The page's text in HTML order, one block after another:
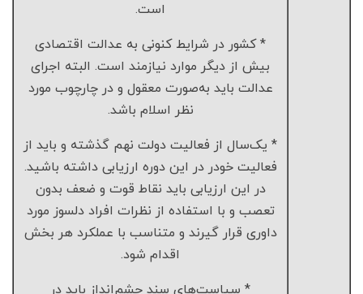
است.
* کشور در شرایط کنونی به عدالت اقتصادی
بیش از دیگر موارد نیازمند است. البته اجرای
عدالت باید به‌صورت معقول و در چارچوب مورد
نظر اسلام باشد.
* یک‌سال از فعالیت دولت نهم گذشته و باید از
فعالیت خودر در این دوره ارزیابی داشته باشید.
در این ارزیابی باید نقاط قوت و ضعف بدون
تعصب و با استفاده از نظرات افراد دلسوز مورد
داوری قرار گیرند و متناسب با عملکرد هر بخش
اقدام شود.
* سیاست‌های سند چشم‌انداز باید در